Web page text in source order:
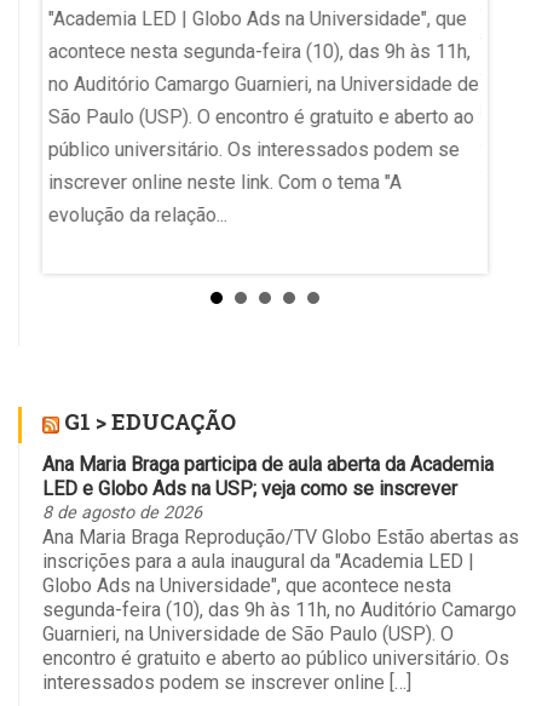
"Academia LED | Globo Ads na Universidade", que
acontece nesta segunda-feira (10), das 9h às 11h,
no Auditório Camargo Guarnieri, na Universidade de
São Paulo (USP). O encontro é gratuito e aberto ao
público universitário. Os interessados podem se
inscrever online neste link. Com o tema "A
evolução da relação...
G1 > EDUCAÇÃO
Ana Maria Braga participa de aula aberta da Academia
LED e Globo Ads na USP; veja como se inscrever
8 de agosto de 2026
Ana Maria Braga Reprodução/TV Globo Estão abertas as
inscrições para a aula inaugural da "Academia LED |
Globo Ads na Universidade", que acontece nesta
segunda-feira (10), das 9h às 11h, no Auditório Camargo
Guarnieri, na Universidade de São Paulo (USP). O
encontro é gratuito e aberto ao público universitário. Os
interessados podem se inscrever online […]